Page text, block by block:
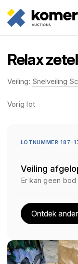
Relax
Veiling: Snelveiling
Vorig lot
LOTNUMMER 187-
Veiling
Er kan geen
Ontdek